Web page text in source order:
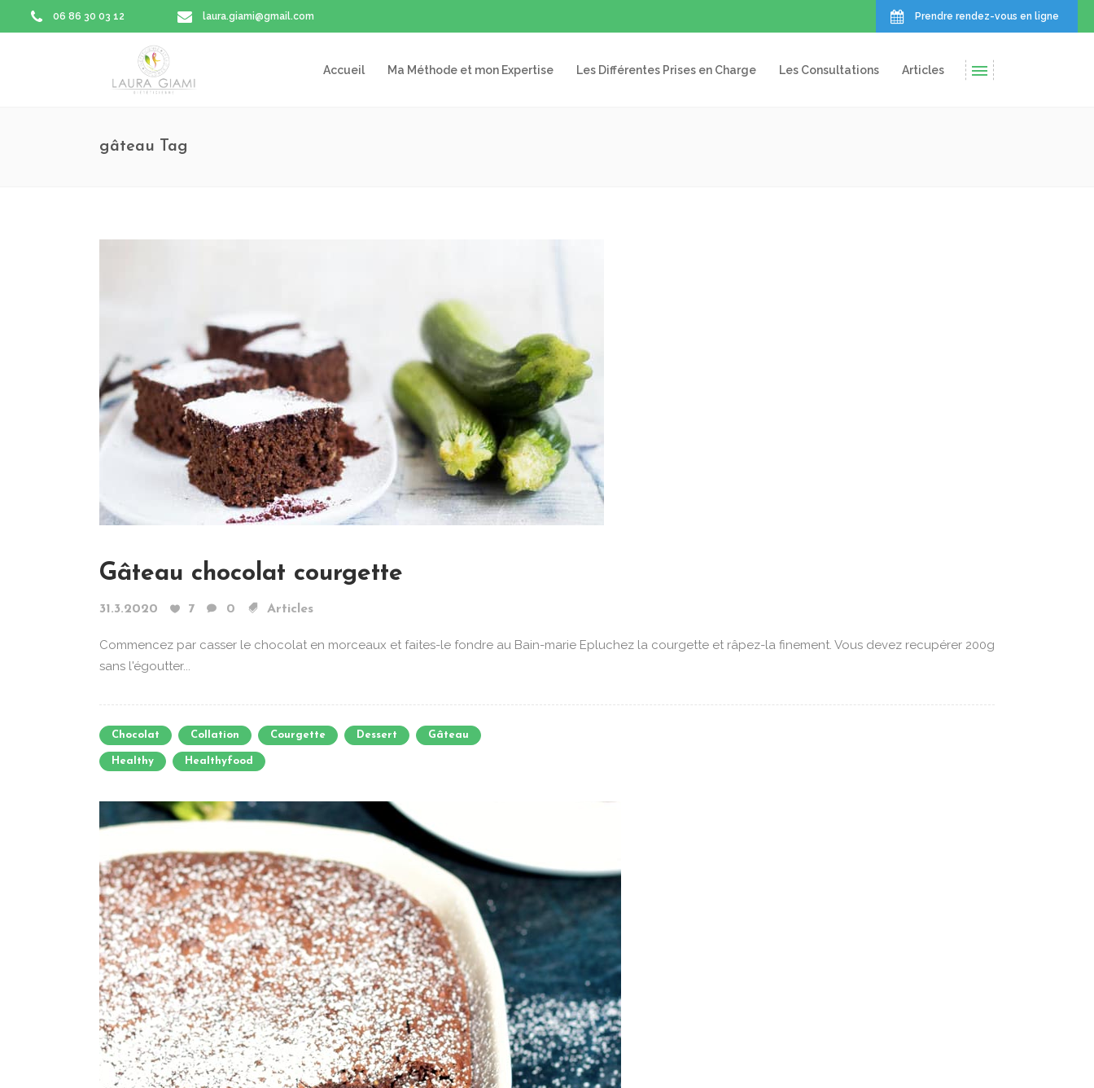
06 86 30 03 12 laura.giami@gmail.com Prendre rendez-vous en ligne
Accueil Ma Méthode et mon Expertise Les Différentes Prises en Charge Les Consultations Articles
gâteau Tag
Gâteau chocolat courgette
31.3.2020 7 0 Articles
Commencez par casser le chocolat en morceaux et faites-le fondre au Bain-marie Epluchez la courgette et râpez-la finement. Vous devez recupérer 200g
sans l'égoutter...
Chocolat Collation Courgette Dessert Gâteau
Healthy Healthyfood